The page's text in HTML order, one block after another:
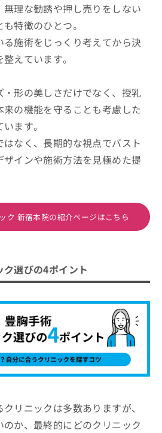
理な勧誘や押し売りをしない
特徴のひとつ。
る施術をじっくり考えてから決
えています。
形の美しさだけでなく、授乳
の機能を守ることも考慮した
ます。
なく、長期的な視点でバスト
インや施術方法を見極めた提
ク 新宿本院の紹介ページはこちら
ク選びの4ポイント
リニックは多数ありますが、
か、最終的にどのクリニック